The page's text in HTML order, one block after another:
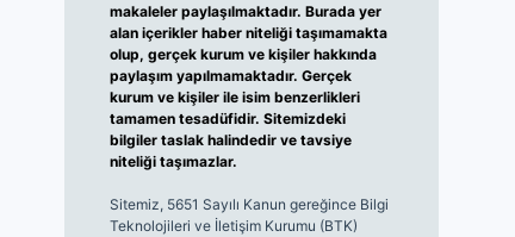
makaleler paylaşılmaktadır. Burada yer
alan içerikler haber niteliği taşımamakta
olup, gerçek kurum ve kişiler hakkında
paylaşım yapılmamaktadır. Gerçek
kurum ve kişiler ile isim benzerlikleri
tamamen tesadüfidir. Sitemizdeki
bilgiler taslak halindedir ve tavsiye
niteliği taşımazlar.
Sitemiz, 5651 Sayılı Kanun gereğince Bilgi
Teknolojileri ve İletişim Kurumu (BTK)